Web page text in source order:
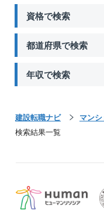
資格で検索
都道府県で検索
年収で検索
建設転職ナビ マン
検索結果一覧